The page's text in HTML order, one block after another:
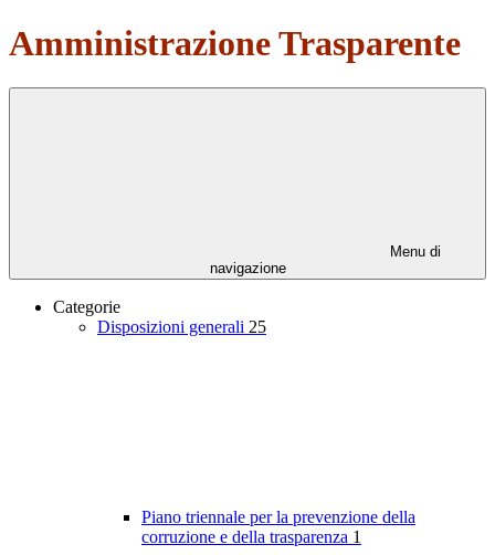
Amministrazione Trasparente
Menu di
navigazione
Categorie
Disposizioni generali 25
Piano triennale per la prevenzione della
corruzione e della trasparenza 1